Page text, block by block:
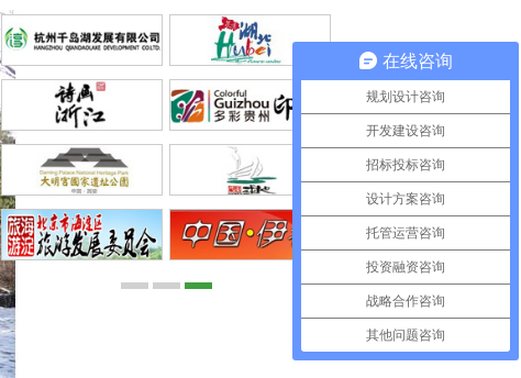
在线咨询
规划设计咨询
开发建设咨询
招标投标咨询
设计方案咨询
托管运营咨询
投资融资咨询
战略合作咨询
其他问题咨询